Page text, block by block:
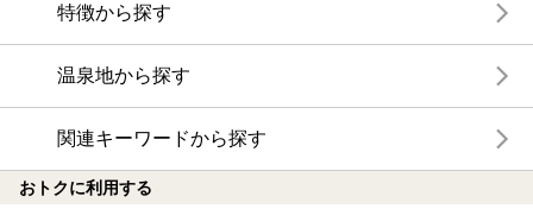
特徴から探す
温泉地から探す
関連キーワードから探す
おトクに利用する